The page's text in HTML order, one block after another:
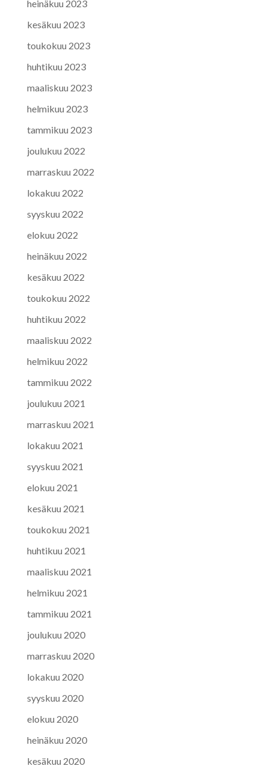
heinäkuu 2023
kesäkuu 2023
toukokuu 2023
huhtikuu 2023
maaliskuu 2023
helmikuu 2023
tammikuu 2023
joulukuu 2022
marraskuu 2022
lokakuu 2022
syyskuu 2022
elokuu 2022
heinäkuu 2022
kesäkuu 2022
toukokuu 2022
huhtikuu 2022
maaliskuu 2022
helmikuu 2022
tammikuu 2022
joulukuu 2021
marraskuu 2021
lokakuu 2021
syyskuu 2021
elokuu 2021
kesäkuu 2021
toukokuu 2021
huhtikuu 2021
maaliskuu 2021
helmikuu 2021
tammikuu 2021
joulukuu 2020
marraskuu 2020
lokakuu 2020
syyskuu 2020
elokuu 2020
heinäkuu 2020
kesäkuu 2020